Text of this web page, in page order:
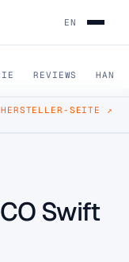
EN
REVIEWS
HERSTELLER-SEITE ↗
Swift